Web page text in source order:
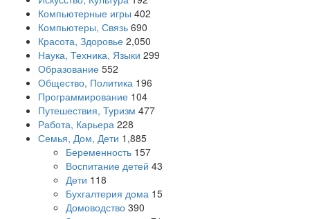
Компьютерные игры 402
Компьютеры, Связь 690
Красота, Здоровье 2,050
Наука, Техника, Языки 299
Образование 552
Общество, Политика 196
Программирование 104
Путешествия, Туризм 477
Работа, Карьера 228
Семья, Дом, Дети 1,885
Беременность 157
Воспитание детей 43
Дети 118
Бухгалтерия дома 15
Домоводство 390